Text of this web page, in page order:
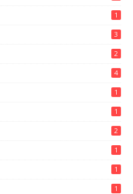
1
3
2
4
1
1
2
1
1
1